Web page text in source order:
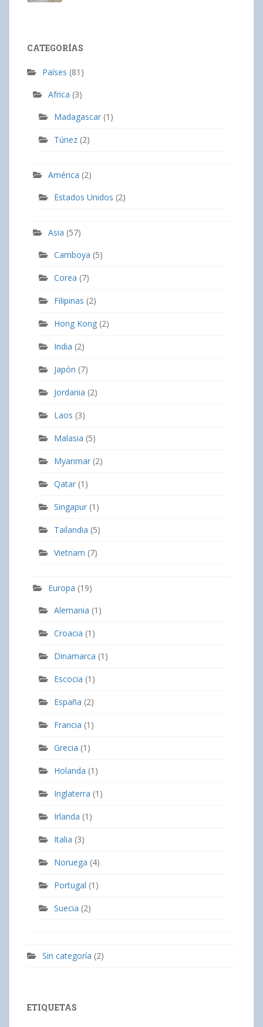
CATEGORÍAS
Países (81)
Africa (3)
Madagascar (1)
Túnez (2)
América (2)
Estados Unidos (2)
Asia (57)
Camboya (5)
Corea (7)
Filipinas (2)
Hong Kong (2)
India (2)
Japón (7)
Jordania (2)
Laos (3)
Malasia (5)
Myanmar (2)
Qatar (1)
Singapur (1)
Tailandia (5)
Vietnam (7)
Europa (19)
Alemania (1)
Croacia (1)
Dinamarca (1)
Escocia (1)
España (2)
Francia (1)
Grecia (1)
Holanda (1)
Inglaterra (1)
Irlanda (1)
Italia (3)
Noruega (4)
Portugal (1)
Suecia (2)
Sin categoría (2)
ETIQUETAS